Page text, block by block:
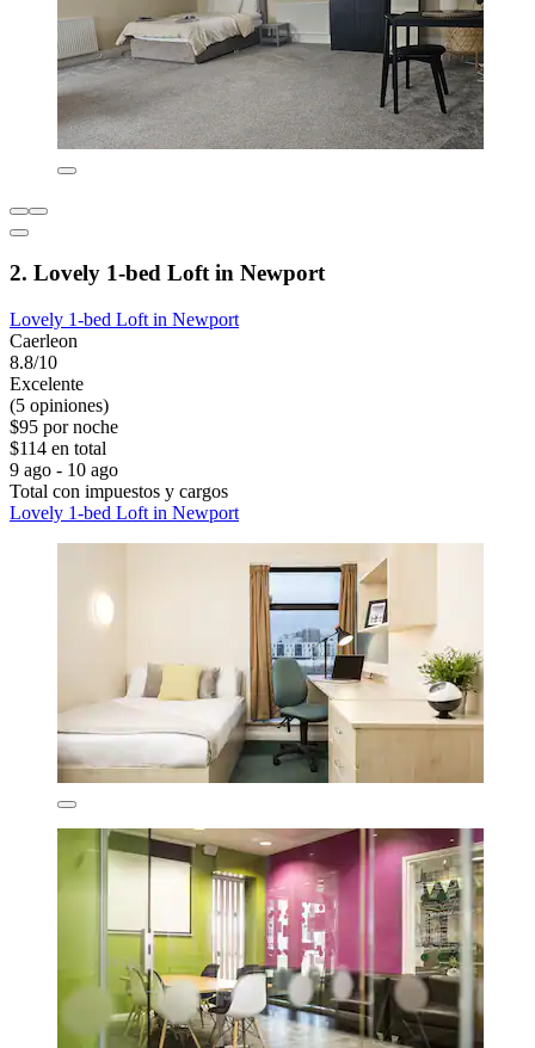
2. Lovely 1-bed Loft in Newport
Lovely 1-bed Loft in Newport
Caerleon
8.8/10
Excelente
(5 opiniones)
$95 por noche
$114 en total
9 ago - 10 ago
Total con impuestos y cargos
Lovely 1-bed Loft in Newport